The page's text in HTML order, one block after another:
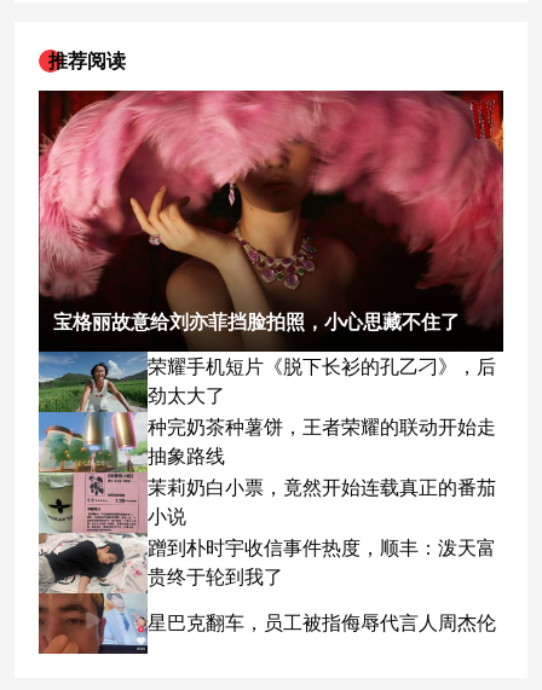
推荐阅读
宝格丽故意给刘亦菲挡脸拍照，小心思藏不住了
荣耀手机短片《脱下长衫的孔乙刁》，后
劲太大了
种完奶茶种薯饼，王者荣耀的联动开始走
抽象路线
茉莉奶白小票，竟然开始连载真正的番茄
小说
蹭到朴时宇收信事件热度，顺丰：泼天富
贵终于轮到我了
星巴克翻车，员工被指侮辱代言人周杰伦